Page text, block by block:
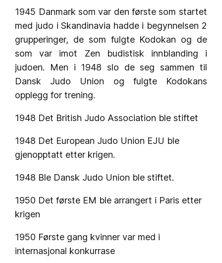
1945 Danmark som var den første som startet
med judo i Skandinavia hadde i begynnelsen 2
grupperinger, de som fulgte Kodokan og de
som var imot Zen budistisk innblanding i
judoen. Men i 1948 slo de seg sammen til
Dansk Judo Union og fulgte Kodokans
opplegg for trening.
1948 Det British Judo Association ble stiftet
1948 Det European Judo Union EJU ble
gjenopptatt etter krigen.
1948 Ble Dansk Judo Union ble stiftet.
1950 Det første EM ble arrangert i Paris etter
krigen
1950 Første gang kvinner var med i
internasjonal konkurrase